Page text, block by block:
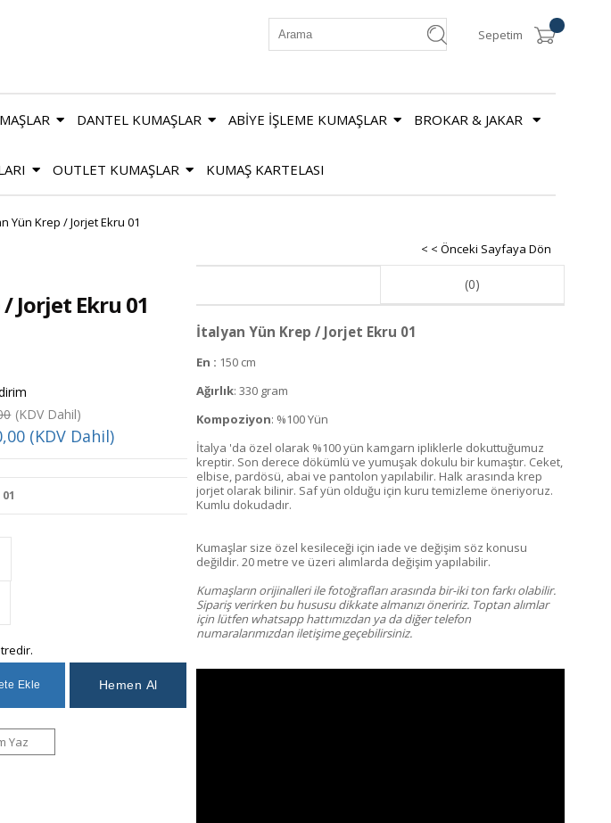
Sepetim
DANTEL KUMAŞLAR ABİYE İŞLEME KUMAŞLAR BROKAR & JAKAR
OUTLET KUMAŞLAR KUMAŞ KARTELASI
Yün Krep / Jorjet Ekru 01
< < Önceki Sayfaya Dön
Jorjet Ekru 01
(KDV Dahil)
(KDV Dahil)
Yaz
(0)
İtalyan Yün Krep / Jorjet Ekru 01
En : 150 cm
Ağırlık: 330 gram
Kompoziyon: %100 Yün
İtalya 'da özel olarak %100 yün kamgarn ipliklerle dokuttuğumuz
kreptir. Son derece dökümlü ve yumuşak dokulu bir kumaştır. Ceket,
elbise, pardösü, abai ve pantolon yapılabilir. Halk arasında krep
jorjet olarak bilinir. Saf yün olduğu için kuru temizleme öneriyoruz.
Kumlu dokudadır.
Kumaşlar size özel kesileceği için iade ve değişim söz konusu
değildir. 20 metre ve üzeri alımlarda değişim yapılabilir.
Kumaşların orijinalleri ile fotoğrafları arasında bir-iki ton farkı olabilir.
Sipariş verirken bu hususu dikkate almanızı öneririz. Toptan alımlar
için lütfen whatsapp hattımızdan ya da diğer telefon
numaralarımızdan iletişime geçebilirsiniz.